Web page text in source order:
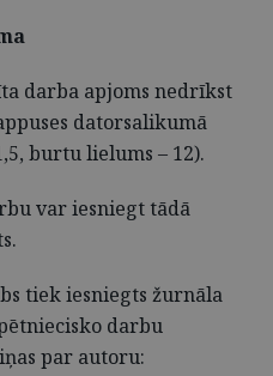
darba apjoms nedrīkst
datorsalikumā
burtu lielums – 12).
var iesniegt tādā
tiek iesniegts žurnāla
darbu
par autoru: